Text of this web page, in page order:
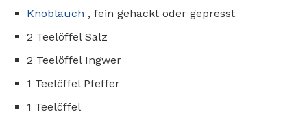
Knoblauch , fein gehackt oder gepresst
2 Teelöffel Salz
2 Teelöffel Ingwer
1 Teelöffel Pfeffer
1 Teelöffel